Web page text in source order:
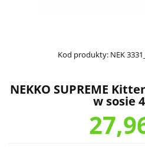
Kod produkty: NEK
NEKKO SUPREME
w sosie